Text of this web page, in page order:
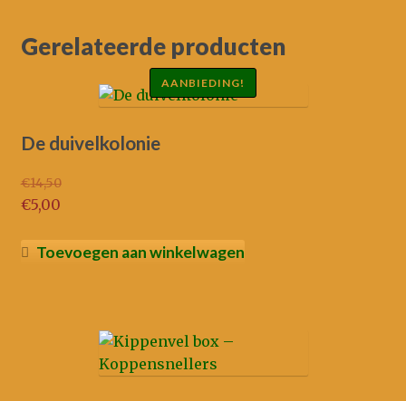
Gerelateerde producten
De duivelkolonie
AANBIEDING!
€14,50
Oorspronkelijke
was:
€5,00
prijsToevoegen aan winkelwagen